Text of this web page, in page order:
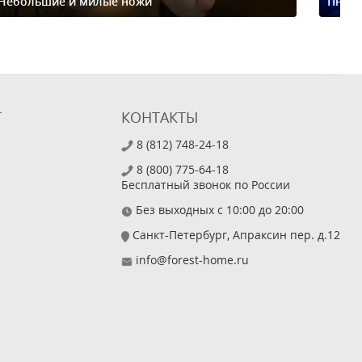
КОНТАКТЫ
8 (812) 748-24-18
8 (800) 775-64-18
Бесплатный звонок по России
Без выходных с 10:00 до 20:00
Санкт-Петербург, Апраксин пер. д.12
info@forest-home.ru